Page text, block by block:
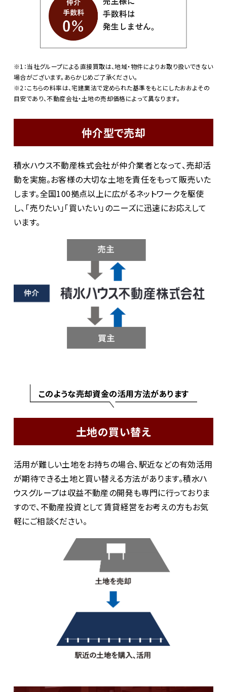
※1：当社グループによる直接買取は、地域・物件によりお取り扱いできない
場合がございます。あらかじめご了承ください。
※2：こちらの料率は、宅建業法で定められた基準をもとにしたおおよその
目安であり、不動産会社・土地の売却価格によって異なります。
仲介型で売却
積水ハウス不動産株式会社が仲介業者となって、売却活
動を実施。お客様の大切な土地を責任をもって販売いた
します。全国100拠点以上に広がるネットワークを駆使
し、「売りたい」「買いたい」のニーズに迅速にお応えして
います。
このような売却資金の活用方法があります
土地の買い替え
活用が難しい土地をお持ちの場合、駅近などの有効活用
が期待できる土地と買い替える方法があります。積水ハ
ウスグループは収益不動産の開発も専門に行っておりま
すので、不動産投資として賃貸経営をお考えの方もお気
軽にご相談ください。